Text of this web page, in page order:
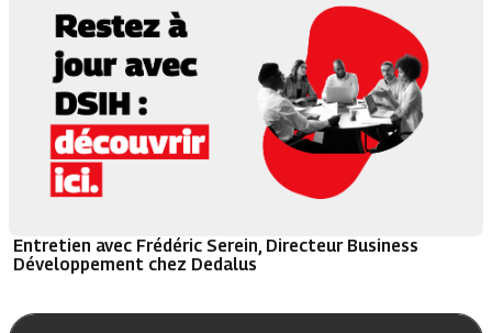
Entretien avec Frédéric Serein, Directeur Business
Développement chez Dedalus